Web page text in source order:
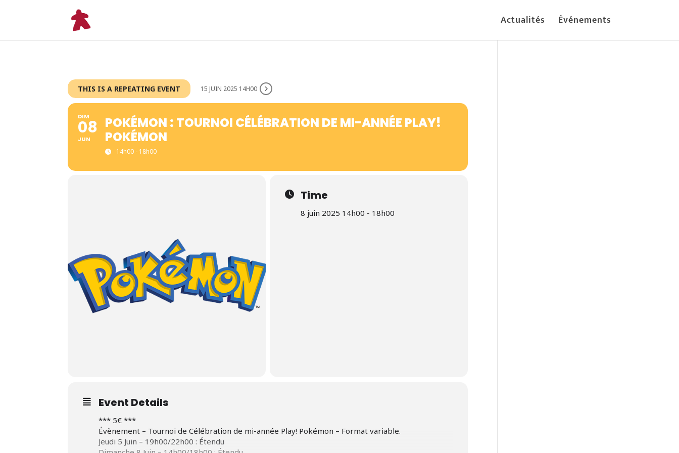
Actualités Événements
THIS IS A REPEATING EVENT 15 JUIN 2025 14H00
DIM
08
JUN
POKÉMON : TOURNOI CÉLÉBRATION DE MI-ANNÉE PLAY!
POKÉMON
14h00 - 18h00
Time
8 juin 2025 14h00 - 18h00
Event Details
*** 5€ ***
Évènement – Tournoi de Célébration de mi-année Play! Pokémon – Format variable.
Jeudi 5 Juin – 19h00/22h00 : Étendu